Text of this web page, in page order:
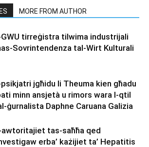
MORE FROM AUTHOR
GWU tirreġistra tilwima industrijali
Sovrintendenza tal-Wirt Kulturali
jgħidu li Theuma kien għadu
minn ansjetà u rimors wara l-qtil
ġurnalista Daphne Caruana Galizia
awtoritajiet tas-saħħa qed
erba’ każijiet ta’ Hepatitis